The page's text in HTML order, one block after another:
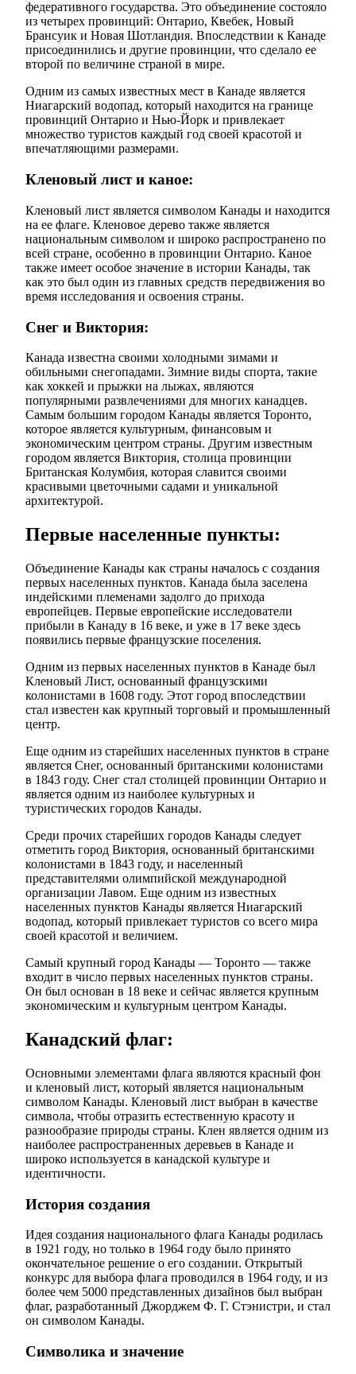
федеративного государства. Это объединение состояло
из четырех провинций: Онтарио, Квебек, Новый
Брансуик и Новая Шотландия. Впоследствии к Канаде
присоединились и другие провинции, что сделало ее
второй по величине страной в мире.
Одним из самых известных мест в Канаде является
Ниагарский водопад, который находится на границе
провинций Онтарио и Нью-Йорк и привлекает
множество туристов каждый год своей красотой и
впечатляющими размерами.
Кленовый лист и каное:
Кленовый лист является символом Канады и находится
на ее флаге. Кленовое дерево также является
национальным символом и широко распространено по
всей стране, особенно в провинции Онтарио. Каное
также имеет особое значение в истории Канады, так
как это был один из главных средств передвижения во
время исследования и освоения страны.
Снег и Виктория:
Канада известна своими холодными зимами и
обильными снегопадами. Зимние виды спорта, такие
как хоккей и прыжки на лыжах, являются
популярными развлечениями для многих канадцев.
Самым большим городом Канады является Торонто,
которое является культурным, финансовым и
экономическим центром страны. Другим известным
городом является Виктория, столица провинции
Британская Колумбия, которая славится своими
красивыми цветочными садами и уникальной
архитектурой.
Первые населенные пункты:
Объединение Канады как страны началось с создания
первых населенных пунктов. Канада была заселена
индейскими племенами задолго до прихода
европейцев. Первые европейские исследователи
прибыли в Канаду в 16 веке, и уже в 17 веке здесь
появились первые французские поселения.
Одним из первых населенных пунктов в Канаде был
Кленовый Лист, основанный французскими
колонистами в 1608 году. Этот город впоследствии
стал известен как крупный торговый и промышленный
центр.
Еще одним из старейших населенных пунктов в стране
является Снег, основанный британскими колонистами
в 1843 году. Снег стал столицей провинции Онтарио и
является одним из наиболее культурных и
туристических городов Канады.
Среди прочих старейших городов Канады следует
отметить город Виктория, основанный британскими
колонистами в 1843 году, и населенный
представителями олимпийской международной
организации Лавом. Еще одним из известных
населенных пунктов Канады является Ниагарский
водопад, который привлекает туристов со всего мира
своей красотой и величием.
Самый крупный город Канады — Торонто — также
входит в число первых населенных пунктов страны.
Он был основан в 18 веке и сейчас является крупным
экономическим и культурным центром Канады.
Канадский флаг:
Основными элементами флага являются красный фон
и кленовый лист, который является национальным
символом Канады. Кленовый лист выбран в качестве
символа, чтобы отразить естественную красоту и
разнообразие природы страны. Клен является одним из
наиболее распространенных деревьев в Канаде и
широко используется в канадской культуре и
идентичности.
История создания
Идея создания национального флага Канады родилась
в 1921 году, но только в 1964 году было принято
окончательное решение о его создании. Открытый
конкурс для выбора флага проводился в 1964 году, и из
более чем 5000 представленных дизайнов был выбран
флаг, разработанный Джорджем Ф. Г. Стэнистри, и стал
он символом Канады.
Символика и значение